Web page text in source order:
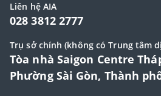
Liên hệ AIA
028 3812 2777
Trụ sở chính (không có Trung tâm
Tòa nhà Saigon Centre
Phường Sài Gòn, Thành